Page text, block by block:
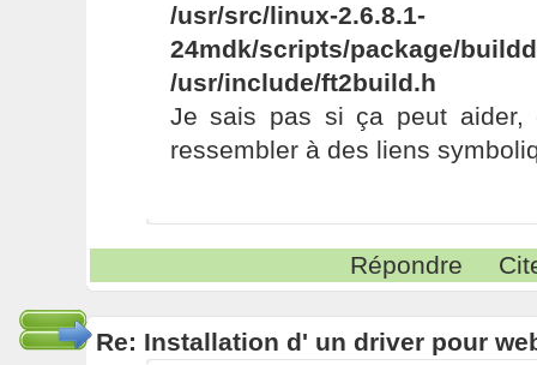
/usr/src/linux-2.6.8.1-
24mdk/scripts/package/
/usr/include/ft2build.h
Je sais pas si ça peut aider,
ressembler à des liens
Répondre
Re: Installation d' un driver pour